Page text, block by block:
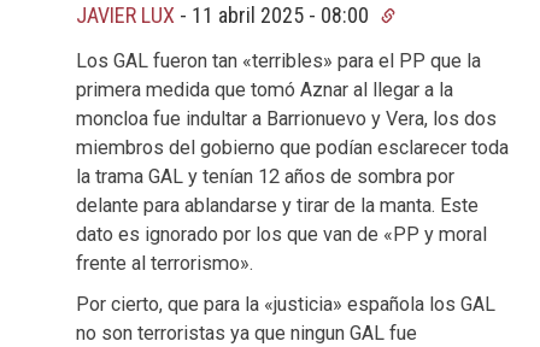
JAVIER LUX - 11 abril 2025 - 08:00
Los GAL fueron tan «terribles» para el PP que la
primera medida que tomó Aznar al llegar a la
moncloa fue indultar a Barrionuevo y Vera, los dos
miembros del gobierno que podían esclarecer toda
la trama GAL y tenían 12 años de sombra por
delante para ablandarse y tirar de la manta. Este
dato es ignorado por los que van de «PP y moral
frente al terrorismo».
Por cierto, que para la «justicia» española los GAL
no son terroristas ya que ningun GAL fue